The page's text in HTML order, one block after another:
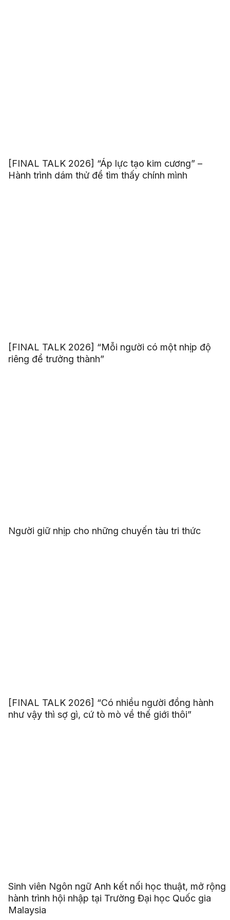
[FINAL TALK 2026] “Áp lực tạo kim cương” –
Hành trình dám thử để tìm thấy chính mình
[FINAL TALK 2026] “Mỗi người có một nhịp độ
riêng để trưởng thành”
Người giữ nhịp cho những chuyến tàu tri thức
[FINAL TALK 2026] “Có nhiều người đồng hành
như vậy thì sợ gì, cứ tò mò về thế giới thôi”
Sinh viên Ngôn ngữ Anh kết nối học thuật, mở rộng
hành trình hội nhập tại Trường Đại học Quốc gia
Malaysia